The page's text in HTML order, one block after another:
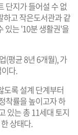
단지가 들어설 수 없
하고 작은도서관과 같
있는 '10분 생활권'을
(평균 8년 6개월), 가
다.
도록 설계 단계부터
착률을 높이고자 하
있는 총 11세대 토지
상태다.